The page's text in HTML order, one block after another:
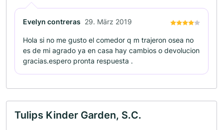
Evelyn contreras 29. März 2019
Hola si no me gusto el comedor q m trajeron osea no
es de mi agrado ya en casa hay cambios o devolucion
gracias.espero pronta respuesta .
Tulips Kinder Garden, S.C.